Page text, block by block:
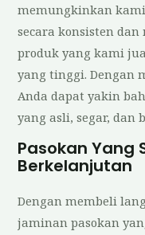
memungkinkan
secara konsisten
produk yang kami
yang tinggi. Dengan
Anda dapat yakin
yang asli, segar, dan
Pasokan Yang
Berkelanjutan
Dengan membeli
jaminan pasokan